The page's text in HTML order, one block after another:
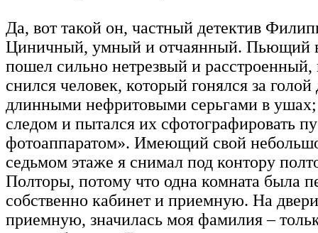
Да, вот такой он, частный детектив
Циничный, умный и отчаянный. Пьющий
пошел сильно нетрезвый и
снился человек, который гонялся за
длинными нефритовыми серьгами в
следом и пытался их сфотографировать
фотоаппаратом». Имеющий свой
седьмом этаже я снимал под контору
Полторы, потому что одна комната была
собственно кабинет и приемную. На
приемную, значилась моя фамилия –